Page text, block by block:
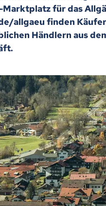
Marktplatz für das
allgaeu finden
Händlern aus